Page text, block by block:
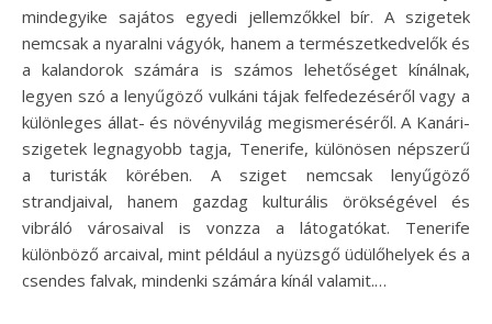
mindegyike sajátos egyedi jellemzőkkel bír. A szigetek
nemcsak a nyaralni vágyók, hanem a természetkedvelők és
a kalandorok számára is számos lehetőséget kínálnak,
legyen szó a lenyűgöző vulkáni tájak felfedezéséről vagy a
különleges állat- és növényvilág megismeréséről. A Kanári-
szigetek legnagyobb tagja, Tenerife, különösen népszerű
a turisták körében. A sziget nemcsak lenyűgöző
strandjaival, hanem gazdag kulturális örökségével és
vibráló városaival is vonzza a látogatókat. Tenerife
különböző arcaival, mint például a nyüzsgő üdülőhelyek és a
csendes falvak, mindenki számára kínál valamit.…